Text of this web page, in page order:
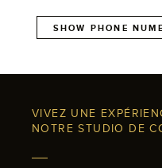
SHOW PHONE
VIVEZ UNE
NOTRE STUDIO DE